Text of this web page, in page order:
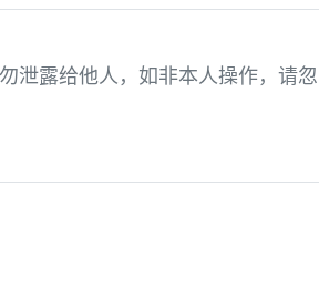
泄露给他人，如非本人操作，请